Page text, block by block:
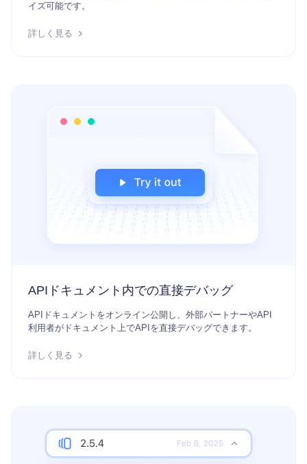
イズ可能です。
詳しく見る
APIドキュメント内での直接デバッグ
APIドキュメントをオンライン公開し、外部パートナーやAPI
利用者がドキュメント上でAPIを直接デバッグできます。
詳しく見る